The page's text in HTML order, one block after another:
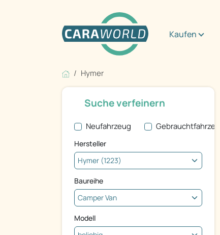
Kaufen
Hymer
Suche verfeinern
Neufahrzeug Gebrauchtfahrzeug
Hersteller
Baureihe
Modell